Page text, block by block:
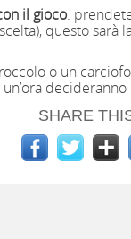
il gioco:
questo sarà
o un
SHARE